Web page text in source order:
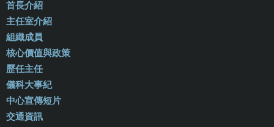
首長介紹
主任室介紹
組織成員
核心價值與政策
歷任主任
儀科大事紀
中心宣傳短片
交通資訊